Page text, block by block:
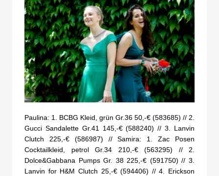
Paulina: 1. BCBG Kleid, grün Gr.36 50,-€ (583685) // 2.
Gucci Sandalette Gr.41 145,-€ (588240) // 3. Lanvin
Clutch 225,-€ (586987) // Samira: 1. Zac Posen
Cocktailkleid, petrol Gr.34 210,-€ (563295) // 2.
Dolce&Gabbana Pumps Gr. 38 225,-€ (591750) // 3.
Lanvin for H&M Clutch 25,-€ (594406) // 4. Erickson